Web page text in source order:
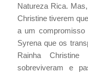
Natureza Rica.
Christine tiverem
a um compromisso
Syrena que os
Rainha
sobreviveram e